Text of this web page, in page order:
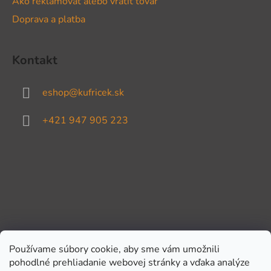
Používame súbory cookie, aby sme vám umožnili
pohodlné prehliadanie webovej stránky a vďaka analýze
Doprava a platba
Kontakt
eshop@kufricek.sk
+421 947 905 223